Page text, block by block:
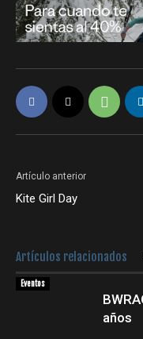
Artículo anterior
Kite Girl Day
Artículos relacionados
Eventos
años